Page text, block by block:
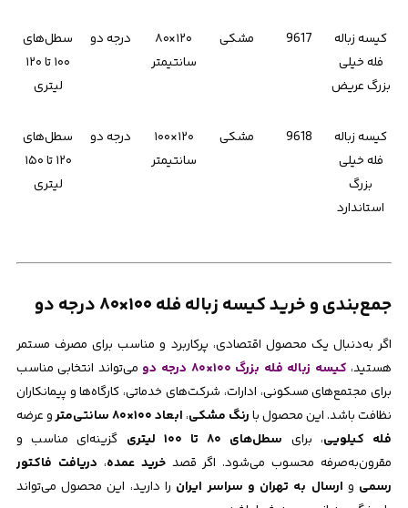
کیسه زباله
فله خیلی
بزرگ عریض
9617 مشکی
۱۲۰×۸۰
سانتیمتر
درجه دو
سطل‌های
۱۰۰ تا ۱۲۰
لیتری
کیسه زباله
فله خیلی
بزرگ
استاندارد
9618 مشکی
۱۲۰×۱۰۰
سانتیمتر
درجه دو
سطل‌های
۱۲۰ تا ۱۵۰
لیتری
جمع‌بندی و خرید کیسه زباله فله ۱۰۰×۸۰ درجه دو
اگر به‌دنبال یک محصول اقتصادی، پرکاربرد و مناسب برای مصرف مستمر
هستید، کیسه زباله فله بزرگ ۱۰۰×۸۰ درجه دو
می‌تواند انتخابی مناسب
برای مجتمع‌های مسکونی، ادارات، شرکت‌های خدماتی، کارگاه‌ها و پیمانکاران
نظافت باشد. این محصول بارنگ مشکی،ابعاد ۱۰۰×۸۰ سانتی‌متر
و عرضه
فله کیلویی، برای سطل‌های ۸۰ تا ۱۰۰ لیتری
گزینه‌ای مناسب و
مقرون‌به‌صرفه محسوب می‌شود. اگر قصدخرید عمده، دریافت فاکتور
رسمی و ارسال به تهران و سراسر ایران را دارید، این محصول می‌تواند